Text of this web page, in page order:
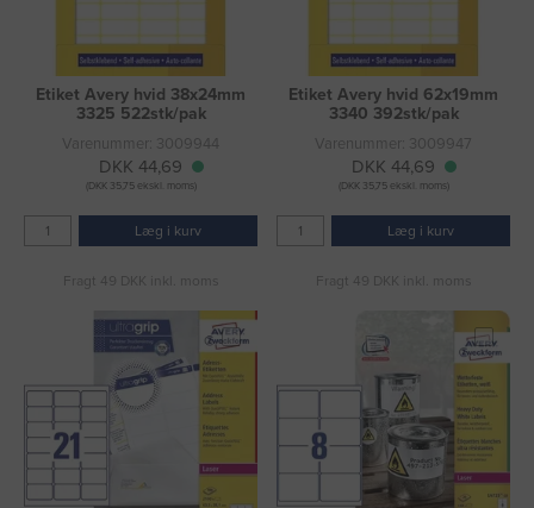
Etiket Avery hvid 38x24mm
3325 522stk/pak
Varenummer: 3009944
DKK 44,69
(DKK 35,75 ekskl. moms)
Læg i kurv
Fragt 49 DKK inkl. moms
Etiket Avery hvid 62x19mm
3340 392stk/pak
Varenummer: 3009947
DKK 44,69
(DKK 35,75 ekskl. moms)
Læg i kurv
Fragt 49 DKK inkl. moms